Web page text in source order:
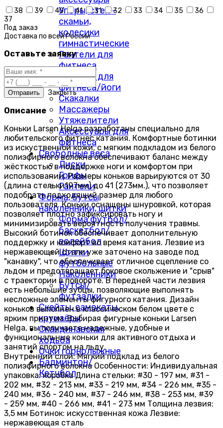
Упоры, степ -
скамьи,
колесики
гимнастические
Гантели для
фитнеса
Коврики для
фитнеса/йоги
Скакалки
Массажеры
Утяжелители
Аксессуары для
фитнеса
Свободные веса
Диски
Грифы
Гантели
Форма, бутсы,
наколенники, щитки
Форма футбол/
баскетбол/
волейбол
Щитки
футбольные
Наколенники
Бутсы/
футзалки
Скейты, самокаты,
круизёры
Скандинавская
ходьба
Очки горнолыжные
Бадминтон/
Кетчбол
38 39 40 41 31 32 33 34 35
36
37
Под заказ
Доставка по всей России
Оставьте заявку
Закрыть
Описание
Коньки Larsen Helga разработаны специально для
любительского фитнес катания. Комфортные ботинки
из искуственной кожи, с мягким подкладом из белого
полиэфирного волокна обеспечивают баланс между
жёсткостью в поддержке ноги и комфортом при
использовании. Размеры коньков варьируются от 30
(длина стельки197мм) до 41 (273мм.), что позволяет
подобрать подходящий размер для любого
пользователя. Коньки оснащены шнуровкой, которая
позволяет плотно зафиксировать ногу и
минимизировать вероятность получения травмы.
Высокий ботинок обеспечивает дополнительную
поддержку и комфорт во время катания. Лезвие из
нержавеющей стали уже заточено на заводе под
"канавку", что обеспечивает отличное сцепление со
льдом и предотвращает боковое скольжение и "срыв"
с траектории в повороте. В передней части лезвия
есть небольшие зубцы, позволяющие выполнять
несложные элементы фигурного катания. Дизайн
коньков выполнен в классическом белом цвете с
ярким принтом. Выбирая фигурные коньки Larsen
Helga, вы получаете надежные, удобные и
функциональные коньки для активного отдыха и
занятий спортом на льду.
Внутренний слой: Мягкий подклад из белого
полиэфирного волокна Особенности: Индивидуальная
упаковка: коробка Длина стельки: #30 - 197 мм, #31 -
202 мм, #32 - 213 мм, #33 - 219 мм, #34 - 226 мм, #35 -
240 мм, #36 - 240 мм, #37 - 246 мм, #38 - 253 мм, #39
- 259 мм, #40 - 266 мм, #41 - 273 мм Толщина лезвия:
3,5 мм Ботинок: искусственная кожа Лезвие:
нержавеющая сталь